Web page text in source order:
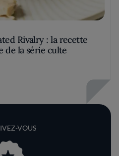
Rivalry : la recette
de la série culte
VOUS